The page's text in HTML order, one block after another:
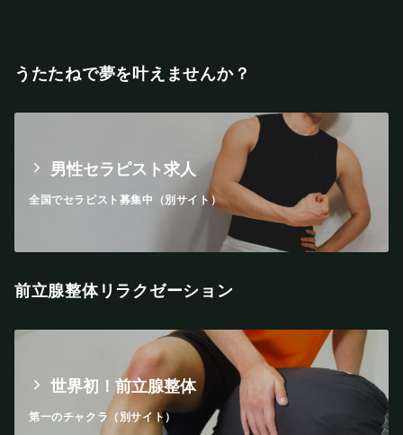
うたたねで夢を叶えませんか？
男性セラピスト求人
全国でセラピスト募集中（別サイト）
前立腺整体リラクゼーション
世界初！前立腺整体
第一のチャクラ（別サイト）